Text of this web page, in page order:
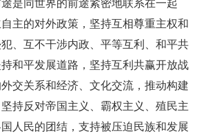
是同世界的前途紧密地联系在一起
主的对外政策，坚持互相尊重主权和
、互不干涉内政、平等互利、和平共
和平发展道路，坚持互利共赢开放战
交关系和经济、文化交流，推动构建
持反对帝国主义、霸权主义、殖民主
人民的团结，支持被压迫民族和发展